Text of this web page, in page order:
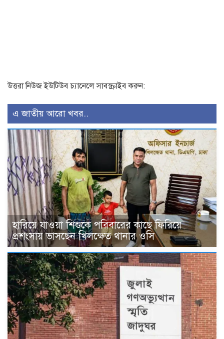
উত্তরা নিউজ ইউটিউব চ্যানেলে সাবস্ক্রাইব করুন:
এ জাতীয় আরো খবর..
হারিয়ে যাওয়া শিশুকে পরিবারের কাছে ফিরিয়ে
প্রশংসায় ভাসছেন খিলক্ষেত থানার ওসি